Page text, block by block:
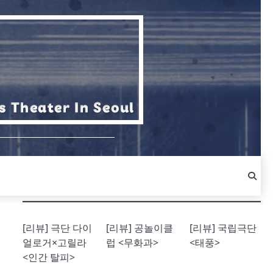
[리뷰] 극단 다이
얼로거×고릴라
<인간 탈피>
[리뷰] 공놀이클
럽 <무화과>
[리뷰] 국립극단
<태풍>